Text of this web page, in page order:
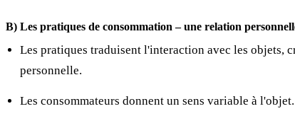
B) Les pratiques de consommation – une relation
Les pratiques traduisent l'interaction avec les objets,
personnelle.
Les consommateurs donnent un sens variable à l'objet.